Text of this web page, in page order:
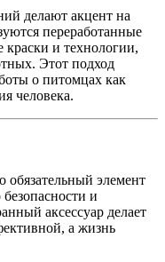
делают акцент на
переработанные
краски и технологии,
Этот подход
о питомцах как
человека.
элемент
и
аксессуар делает
а жизнь